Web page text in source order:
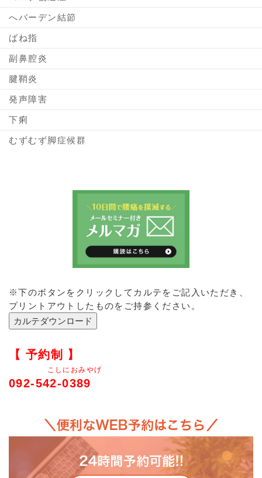
へバーデン結節
ばね指
副鼻腔炎
腱鞘炎
発声障害
下痢
むずむず脚症候群
※下のボタンをクリックしてカルテをご記入いただき、
プリントアウトしたものをご持参ください。
【 予約制 】
こしにおみやげ
092-542-0389